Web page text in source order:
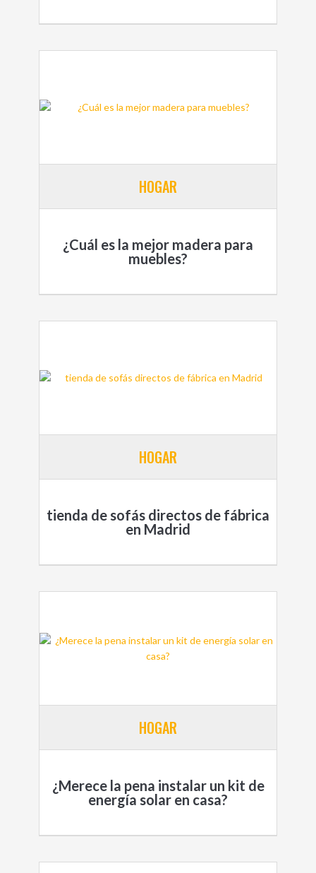
HOGAR
¿Cuál es la mejor madera para
muebles?
HOGAR
tienda de sofás directos de fábrica
en Madrid
HOGAR
¿Merece la pena instalar un kit de
energía solar en casa?